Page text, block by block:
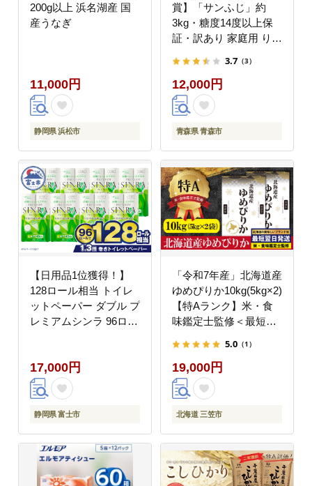
200g以上 浜名湖産 国
産うなぎ
11,000円
静岡県 浜松市
賞】「サンふじ」約
3kg・糖度14度以上保
証・訳あり 家庭用 りん
島】
3.7 （3）
12,000円
青森県 青森市
【日用品1位獲得！】
128ロール相当 トイレ
ットペーパー ダブル プ
レミアムシンラ 96ロー
17,000円
静岡県 富士市
「令和7年産」北海道産
ゆめぴりか10kg(5kg×2)
【特Aランク】米・食
味鑑定士監修＜最短翌
5.0 （1）
19,000円
北海道 三笠市